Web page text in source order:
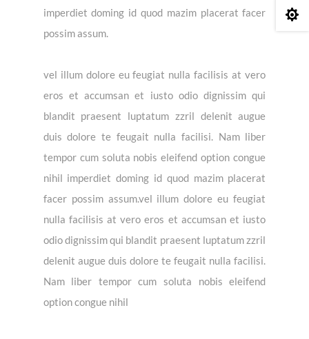
imperdiet doming id quod mazim placerat facer
possim assum.
vel illum dolore eu feugiat nulla facilisis at vero
eros et accumsan et iusto odio dignissim qui
blandit praesent luptatum zzril delenit augue
duis dolore te feugait nulla facilisi. Nam liber
tempor cum soluta nobis eleifend option congue
nihil imperdiet doming id quod mazim placerat
facer possim assum.vel illum dolore eu feugiat
nulla facilisis at vero eros et accumsan et iusto
odio dignissim qui blandit praesent luptatum zzril
delenit augue duis dolore te feugait nulla facilisi.
Nam liber tempor cum soluta nobis eleifend
option congue nihil
